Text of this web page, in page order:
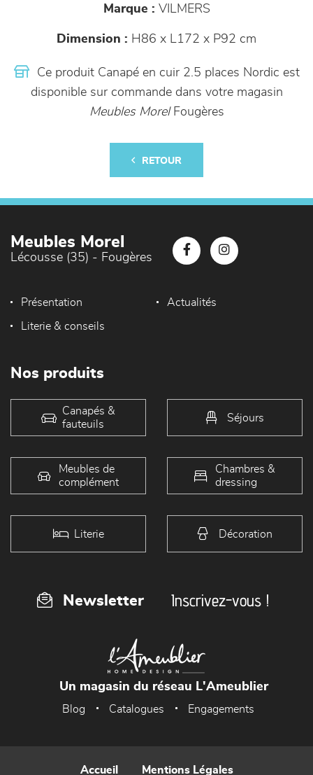
Marque : VILMERS
Dimension : H86 x L172 x P92 cm
Ce produit Canapé en cuir 2.5 places Nordic est
disponible sur commande dans votre magasin
Meubles MorelFougères
RETOUR
Meubles Morel
Lécousse (35) - Fougères
Présentation Actualités
Literie & conseils
Nos produits
Canapés &
fauteuils
Séjours
Meubles de
complément
Chambres &
dressing
Literie Décoration
Newsletter Inscrivez-vous !
Un magasin du réseau L'Ameublier
Blog Catalogues Engagements
Accueil Mentions Légales